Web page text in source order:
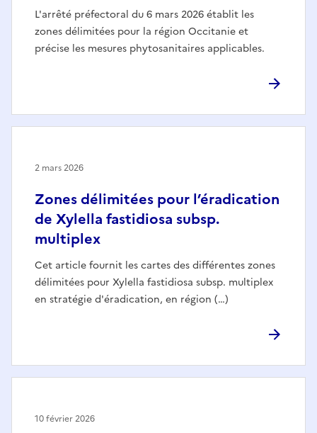
L'arrêté préfectoral du 6 mars 2026 établit les
zones délimitées pour la région Occitanie et
précise les mesures phytosanitaires applicables.
Zones délimitées pour l’éradication
de Xylella fastidiosa subsp.
multiplex
Cet article fournit les cartes des différentes zones
délimitées pour Xylella fastidiosa subsp. multiplex
en stratégie d'éradication, en région (…)
2 mars 2026
10 février 2026